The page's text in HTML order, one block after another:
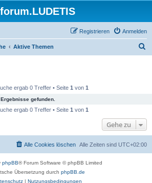
forum.LUDETIS
Anmelden
Registrieren
Aktive Themen
ergab 0 Treffer • Seite 1 von 1
gefunden.
ergab 0 Treffer • Seite 1 von 1
Gehe zu
Alle Zeiten sind UTC+02:00
Alle Cookies löschen
phpBB® Forum Software © phpBB Limited
Übersetzung durch phpBB.de
| Nutzungsbedingungen